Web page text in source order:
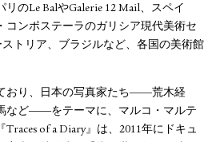
のLe BalやGalerie 12 Mail、スペイ
コンポステーラのガリシア現代美術セ
ストリア、ブラジルなど、各国の美術館
おり、日本の写真家たち――荒木経
など――をテーマに、マルコ・マルテ
of a Diary』は、2011年にドキュ